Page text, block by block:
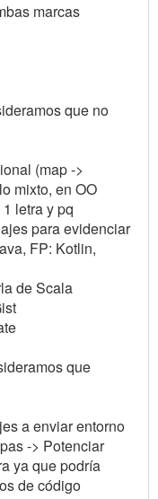
marcas
que no
(map ->
mixto, en OO
letra y pq
para evidenciar
FP: Kotlin,
de Scala
que
a enviar entorno
-> Potenciar
ya que podría
de código